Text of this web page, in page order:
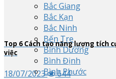
Bắc Giang
Bắc Kạn
Bắc Ninh
Bến Tre
Bình Dương
Bình Định
Bình Phước
Top 6 Cách tạo năng lượng tích
việc
18/07/2023 644